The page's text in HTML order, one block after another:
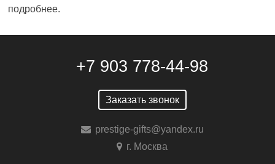
подробнее.
+7 903 778-44-98
Заказать звонок
prestige-gifts@yandex.ru
г. Москва